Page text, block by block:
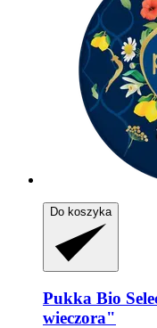
Do koszyka
Pukka Bio
wieczora"